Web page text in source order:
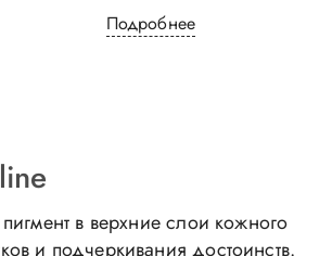
Подробнее
в верхние слои кожного
и подчеркивания достоинств.